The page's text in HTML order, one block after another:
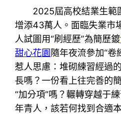
2025屆高校結業生範
增添43萬人。面臨失業市
人試圖用“刷經歷”為簡歷鍍
甜心花園隨年夜流參加“卷
惹人思慮：堆砌練習經過
長嗎？一份看上往完善的
“加分項”嗎？輾轉穿越于
年青人，該若何找到合適